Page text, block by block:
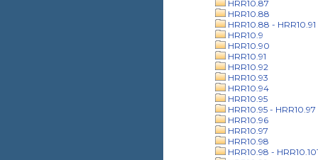
HRR10.87
HRR10.88
HRR10.88 - HRR10.91
HRR10.9
HRR10.90
HRR10.91
HRR10.92
HRR10.93
HRR10.94
HRR10.95
HRR10.95 - HRR10.97
HRR10.96
HRR10.97
HRR10.98
HRR10.98 -